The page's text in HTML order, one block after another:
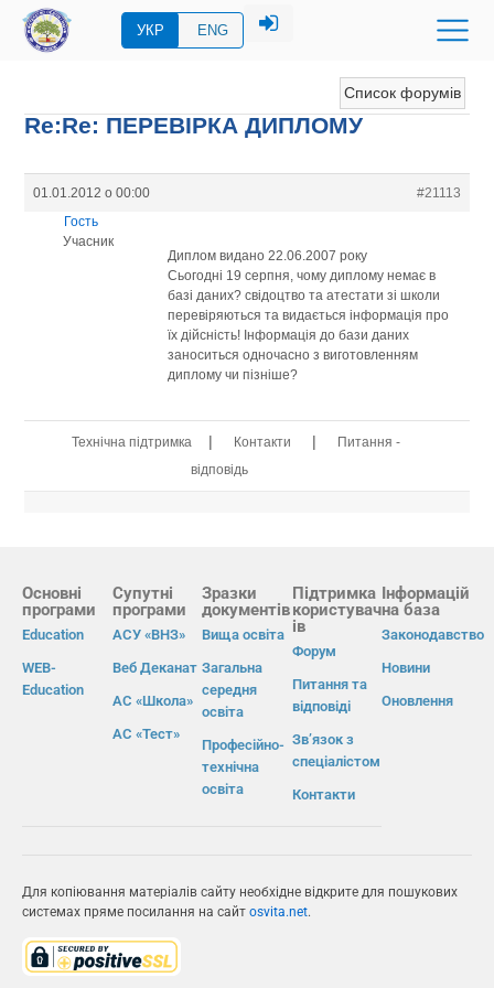
УКР ENG
Список форумів
Re:Re: ПЕРЕВIРКА ДИПЛОМУ
01.01.2012 о 00:00
#21113
Гость
Учасник
Диплом видано 22.06.2007 року
Сьогодні 19 серпня, чому диплому немає в
базі даних? свідоцтво та атестати зі школи
перевіряються та видається інформація про
їх дійсність! Інформація до бази даних
заноситься одночасно з виготовленням
диплому чи пізніше?
Технічна підтримка | Контакти |
Питання -
відповідь
Основні
програми
Education
WEB-
Education
Супутні
програми
АСУ «ВНЗ»
Веб Деканат
АС «Школа»
АС «Тест»
Зразки
документів
Вища освіта
Загальна
середня
освіта
Професійно-
технічна
освіта
Підтримка
користувач
ів
Форум
Питання та
відповіді
Зв’язок з
спеціалістом
Контакти
Інформацій
на база
Законодавство
Новини
Оновлення
Для копіювання матеріалів сайту необхідне відкрите для пошукових
системах пряме посилання на сайт osvita.net.